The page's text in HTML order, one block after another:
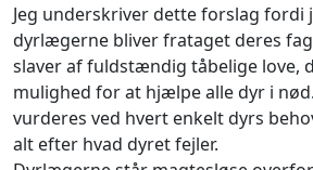
Jeg underskriver dette forslag fordi
dyrlægerne bliver frataget deres
slaver af fuldstændig tåbelige love,
mulighed for at hjælpe alle dyr i
vurderes ved hvert enkelt dyrs
alt efter hvad dyret fejler.